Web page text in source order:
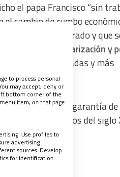
el papa Francisco “sin
cambio de rumbo
ha mejorado y que
consigo precarización y
no remuneradas y más
trabajo “no es garantía
nuevos excluidos del siglo
to process personal
may accept, deny or
bottom corner of the
item, on that page
Use profiles to
advertising
sources. Develop
for identification.